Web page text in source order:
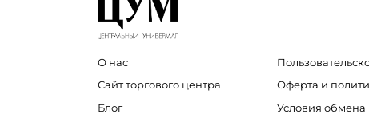
О нас
Сайт торгового центра
Блог
Оферта и
Условия обмена